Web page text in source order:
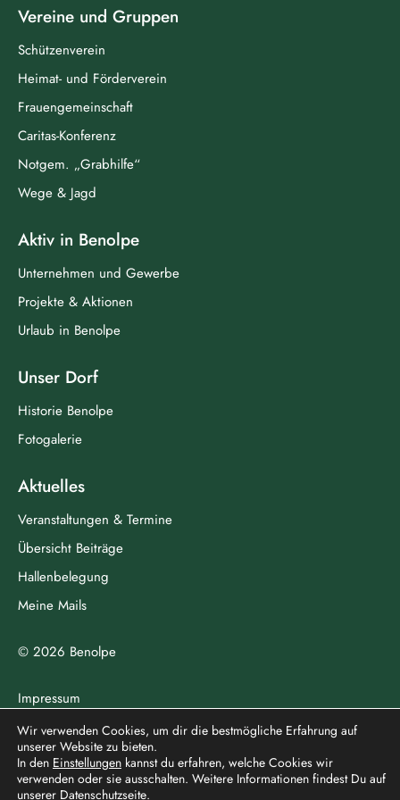
Vereine und Gruppen
Schützenverein
Heimat- und Förderverein
Frauengemeinschaft
Caritas-Konferenz
Notgem. „Grabhilfe“
Wege & Jagd
Aktiv in Benolpe
Unternehmen und Gewerbe
Projekte & Aktionen
Urlaub in Benolpe
Unser Dorf
Historie Benolpe
Fotogalerie
Aktuelles
Veranstaltungen & Termine
Übersicht Beiträge
Hallenbelegung
Meine Mails
© 2026 Benolpe
Impressum
Datenschutz
north
Wir verwenden Cookies, um dir die bestmögliche Erfahrung auf
unserer Website zu bieten.
In den Einstellungen kannst du erfahren, welche Cookies wir
verwenden oder sie ausschalten. Weitere Informationen findest Du auf
unserer Datenschutzseite.